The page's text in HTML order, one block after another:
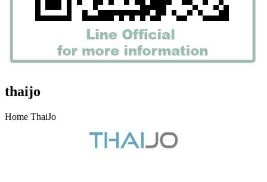
thaijo
Home ThaiJo